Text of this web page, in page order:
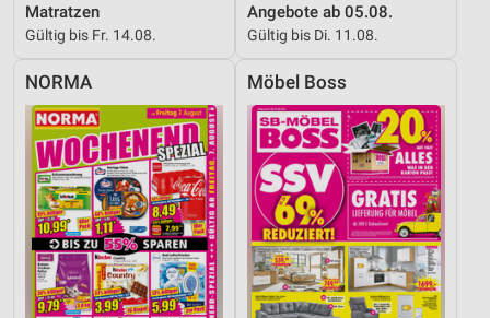
Matratzen
Gültig bis Fr. 14.08.
Angebote ab 05.08.
Gültig bis Di. 11.08.
NORMA Möbel Boss